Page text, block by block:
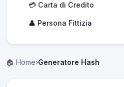
💳 Carta di Credito
👤 Persona Fittizia
🏠 Home›Generatore Hash